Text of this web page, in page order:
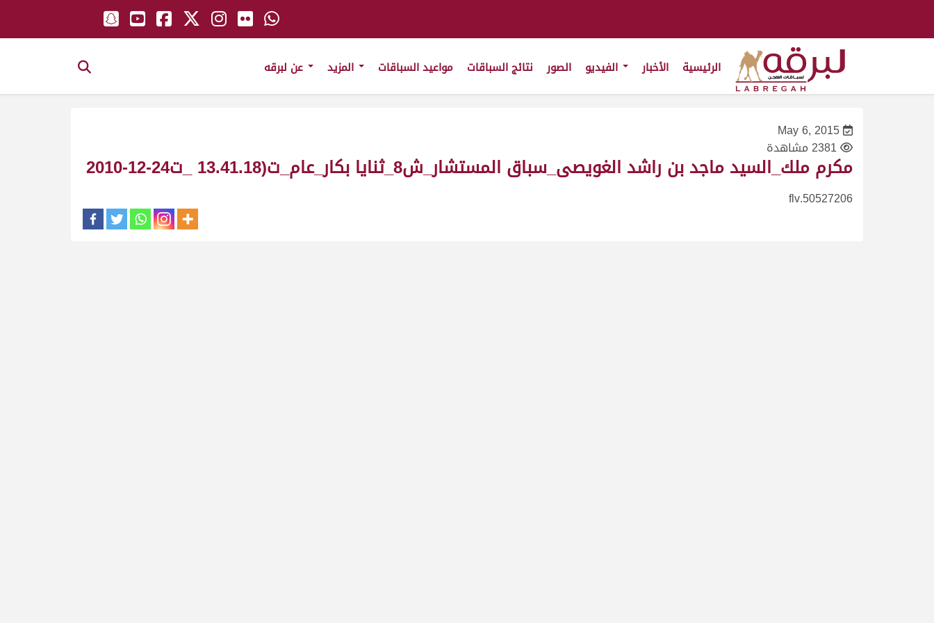
الرئيسية الأخبار الصور نتائج السباقات مواعيد السباقات
May 6, 2015
2381 مشاهدة
مكرم ملك_السيد ماجد بن راشد الغويصى_سباق المستشار_ش8_ثنايا بكار_عام_ت(13.41.18 _ت24-12-2010
50527206.flv